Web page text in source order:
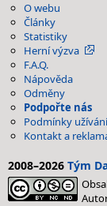
O webu
Články
Statistiky
Herní výzva
F.A.Q.
Nápověda
Odměny
Podpořte nás
Podmínky užívání
Kontakt a
2008–2026 Tým